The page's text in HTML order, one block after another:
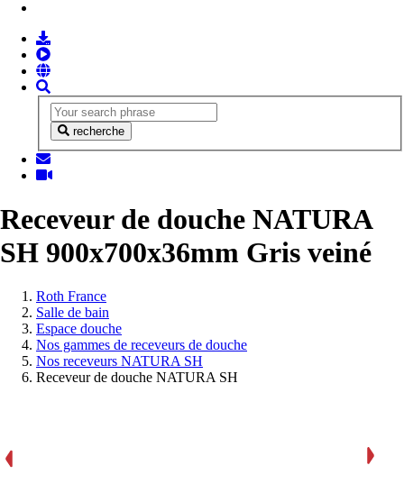
recherche
Receveur de douche NATURA
SH 900x700x36mm Gris veiné
Vous
Roth France
Salle de bain
Espace douche
Nos gammes de receveurs de douche
Nos receveurs NATURA SH
Receveur de douche NATURA SH